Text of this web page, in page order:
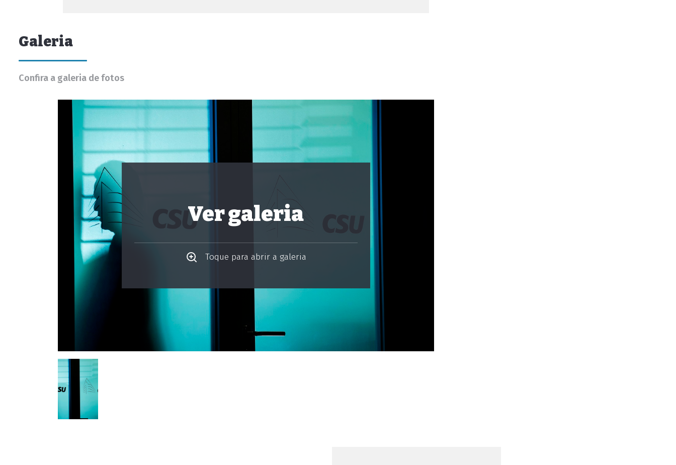
Galeria
Confira a galeria de fotos
Ver galeria
Toque para abrir a galeria